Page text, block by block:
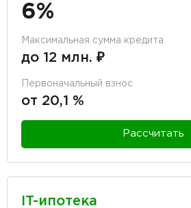
6%
Максимальная сумма кредита
до 12 млн. ₽
Первоначальный взнос
от 20,1 %
Рассчитать
IT-ипотека